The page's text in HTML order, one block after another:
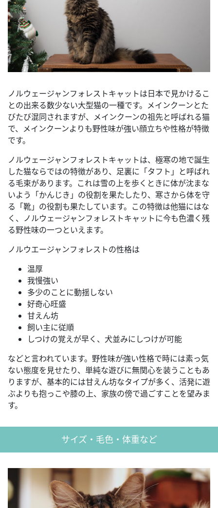
ノルウェージャンフォレストキャットは日本で見かけるこ
との出来る数少ない大型猫の一種です。メインクーンとた
びたび混同されますが、メインクーンの祖先と呼ばれる猫
で、メインクーンよりも野性味が強い顔立ちや性格が特徴
です。
ノルウェージャンフォレストキャットは、極寒の地で誕生
した猫ならではの特徴があり、足裏に「タフト」と呼ばれ
る毛束があります。これは雪の上を歩くときに体が沈まな
いよう「かんじき」の役割を果たしたり、寒さから体を守
る「靴」の役割も果たしています。この特徴は他猫にはな
く、ノルウェージャンフォレストキャットに今も色濃く残
る野性味の一つといえます。
ノルウエージャンフォレストの性格は
温厚
我慢強い
多少のことに動揺しない
好奇心旺盛
甘えん坊
飼い主に従順
しつけの覚えが早く、犬並みにしつけが可能
などと言われています。野性味が強い性格で時には素っ気
ない態度を見せたり、単純な遊びに無関心を装うこともあ
りますが、基本的には甘えん坊なタイプが多く、活発に遊
ぶよりも抱っこや膝の上、家族の傍で過ごすことを望みま
す。
サイズ・毛色・体重など